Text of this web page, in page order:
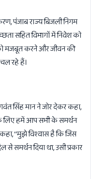
पंजाब राज्य बिजली निगम
सहित विभागों में निवेश को
को मजबूत करने और जीवन की
रहे हैं।
सिंह मान ने जोर देकर कहा,
के लिए हमें आप सभी के समर्थन
‘‘मुझे विश्वास है कि जिस
से समर्थन दिया था, उसी प्रकार